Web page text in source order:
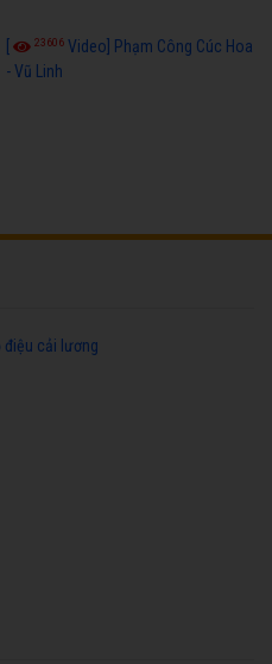
23606 Video] Phạm Công Cúc Hoa
- Vũ Linh
điệu cải lương